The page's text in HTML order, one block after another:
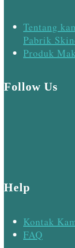
Tentang
Pabrik
Produk
Follow Us
Help
Kontak
FAQ